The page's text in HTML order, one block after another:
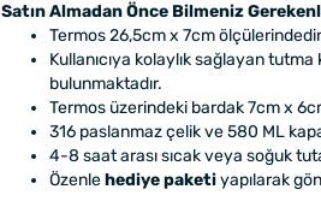
Satın Almadan Önce Bilmeniz
Termos 26,5cm x 7cm
Kullanıcıya kolaylık sağlayan tutma
bulunmaktadır.
Termos üzerindeki bardak 7cm x
316 paslanmaz çelik ve 580 ML
4-8 saat arası sıcak veya soğuk
Özenlehediye paketiyapılarak